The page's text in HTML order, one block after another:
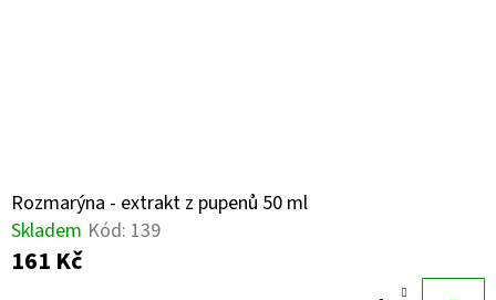
Rozmarýna - extrakt z pupenů 50 ml
Skladem Kód: 139
161 Kč